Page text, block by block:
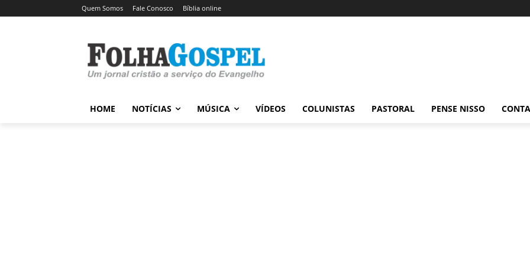
Quem Somos Fale Conosco Bíblia online
HOME NOTÍCIAS MÚSICA VÍDEOS COLUNISTAS PASTORAL PENSE NISSO